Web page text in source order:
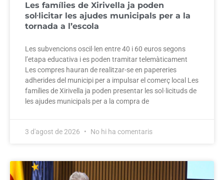
Les famílies de Xirivella ja poden
sol·licitar les ajudes municipals per a la
tornada a l’escola
Les subvencions oscil·len entre 40 i 60 euros segons
l’etapa educativa i es poden tramitar telemàticament
Les compres hauran de realitzar-se en papereries
adherides del municipi per a impulsar el comerç local Les
famílies de Xirivella ja poden presentar les sol·licituds de
les ajudes municipals per a la compra de
3 d'agost de 2026 No hi ha comentaris